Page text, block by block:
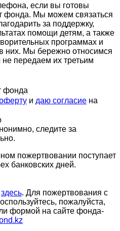
если вы готовы
фонда. Мы можем связаться
за поддержку,
помощи детям, а также
программах и
них. Мы бережно относимся
передаем их третьим
фонда
и даю согласие на
следите за
пожертвовании поступает
банковских дней.
здесь. Для пожертвования с
пожалуйста,
формой на сайте фонда-